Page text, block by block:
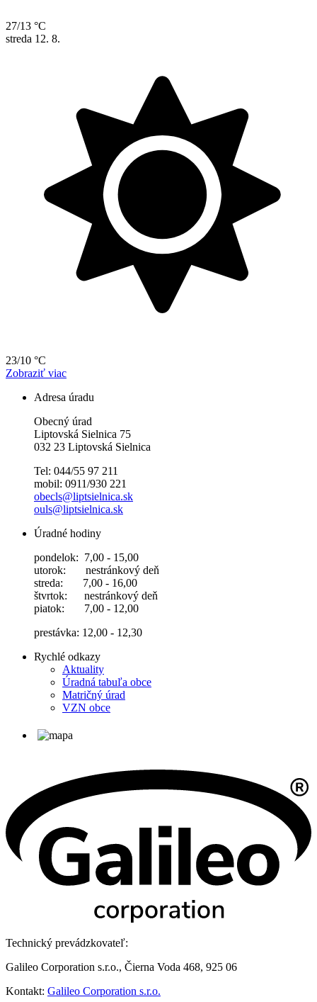
27/13 °C
streda 12. 8.
23/10 °C
Zobraziť viac
Adresa úradu
Obecný úrad
Liptovská Sielnica 75
032 23 Liptovská Sielnica
Tel: 044/55 97 211
mobil: 0911/930 221
obecls@liptsielnica.sk
ouls@liptsielnica.sk
Úradné hodiny
pondelok: 7,00 - 15,00
utorok: nestránkový deň
streda: 7,00 - 16,00
štvrtok: nestránkový deň
piatok: 7,00 - 12,00
prestávka: 12,00 - 12,30
Rychlé odkazy
Aktuality
Úradná tabuľa obce
Matričný úrad
VZN obce
Technický prevádzkovateľ:
Galileo Corporation s.r.o., Čierna Voda 468, 925 06
Kontakt: Galileo Corporation s.r.o.